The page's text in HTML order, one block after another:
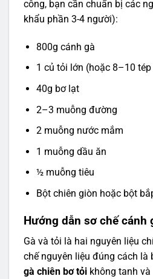
công, bạn cần chuẩn bị các
khẩu phần 3-4 người):
800g cánh gà
1 củ tỏi lớn (hoặc 8–10
40g bơ lạt
2–3 muỗng đường
2 muỗng nước mắm
1 muỗng dầu ăn
½ muỗng tiêu
Bột chiên giòn hoặc bột
Hướng dẫn sơ chế cánh
Gà và tỏi là hai nguyên liệu
chế nguyên liệu đúng cách là
gà chiên bơ tỏi không tanh